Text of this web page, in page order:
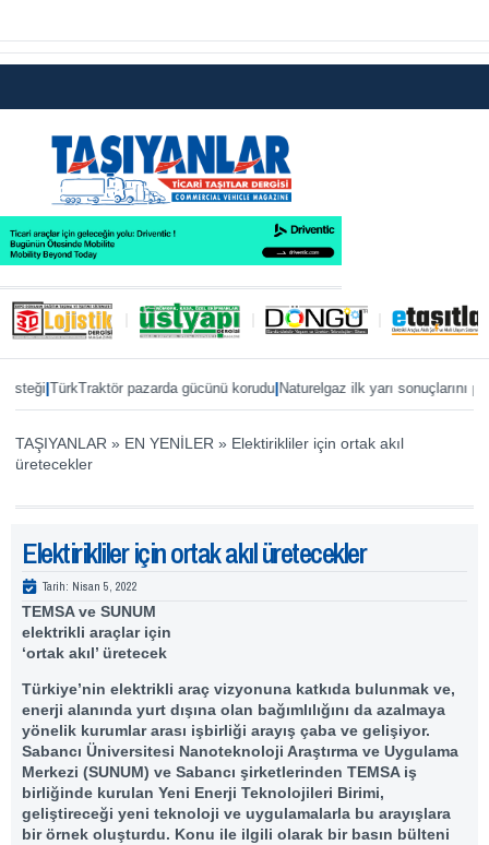
TürkTraktör pazarda gücünü korudu|Naturelgaz ilk yarı sonuçlarını paylaştı
TAŞIYANLAR » EN YENİLER » Elektirikliler için ortak akıl
üretecekler
Elektirikliler için ortak akıl üretecekler
Tarih: Nisan 5, 2022
TEMSA ve SUNUM
elektrikli araçlar için
‘ortak akıl’ üretecek
Türkiye’nin elektrikli araç vizyonuna katkıda bulunmak ve,
enerji alanında yurt dışına olan bağımlılığını da azalmaya
yönelik kurumlar arası işbirliği arayış çaba ve gelişiyor.
Sabancı Üniversitesi Nanoteknoloji Araştırma ve Uygulama
Merkezi (SUNUM) ve Sabancı şirketlerinden TEMSA iş
birliğinde kurulan Yeni Enerji Teknolojileri Birimi,
geliştireceği yeni teknoloji ve uygulamalarla bu arayışlara
bir örnek oluşturdu. Konu ile ilgili olarak bir basın bülteni